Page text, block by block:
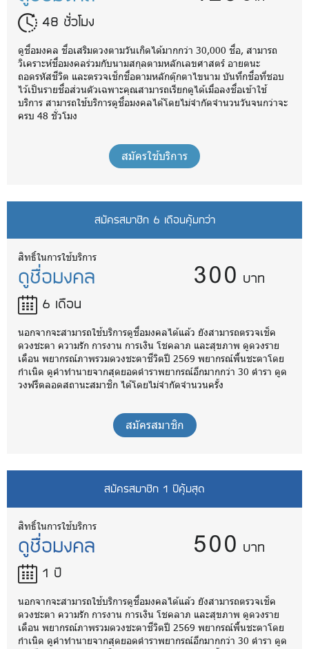
48 ชั่วโมง
ดูชื่อมงคล ชื่อเสริมดวงตามวันเกิดได้มากกว่า 30,000 ชื่อ, สามารถ
วิเคราะห์ชื่อมงคลร่วมกับนามสกุลตามหลักเลขศาสตร์ อายตนะ
ถอดรหัสชีวิต และตรวจเช็กชื่อตามหลักตุ๊กตาไขนาม บันทึกชื่อที่ชอบ
ไว้เป็นรายชื่อส่วนตัวเฉพาะคุณสามารถเรียกดูได้เมื่อลงชื่อเข้าใช้
บริการ สามารถใช้บริการดูชื่อมงคลได้โดยไม่จำกัดจำนวนวันจนกว่าจะ
ครบ 48 ชั่วโมง
สมัครใช้บริการ
สมัครสมาชิก 6 เดือนคุ้มกว่า
สิทธิ์ในการใช้บริการ
ดูชื่อมงคล
6 เดือน
300 บาท
นอกจากจะสามารถใช้บริการดูชื่อมงคลได้แล้ว ยังสามารถตรวจเช็ค
ดวงชะตา ความรัก การงาน การเงิน โชคลาภ และสุขภาพ ดูดวงราย
เดือน พยากรณ์ภาพรวมดวงชะตาชีวิตปี 2569 พยากรณ์พื้นชะตาโดย
กำเนิด ดูคำทำนายจากสุดยอดตำราพยากรณ์อีกมากกว่า 30 ตำรา ดูด
วงฟรีตลอดสถานะสมาชิก ได้โดยไม่จำกัดจำนวนครั้ง
สมัครสมาชิก
สมัครสมาชิก 1 ปีคุ้มสุด
สิทธิ์ในการใช้บริการ
ดูชื่อมงคล
1 ปี
500 บาท
นอกจากจะสามารถใช้บริการดูชื่อมงคลได้แล้ว ยังสามารถตรวจเช็ค
ดวงชะตา ความรัก การงาน การเงิน โชคลาภ และสุขภาพ ดูดวงราย
เดือน พยากรณ์ภาพรวมดวงชะตาชีวิตปี 2569 พยากรณ์พื้นชะตาโดย
กำเนิด ดูคำทำนายจากสุดยอดตำราพยากรณ์อีกมากกว่า 30 ตำรา ดูด